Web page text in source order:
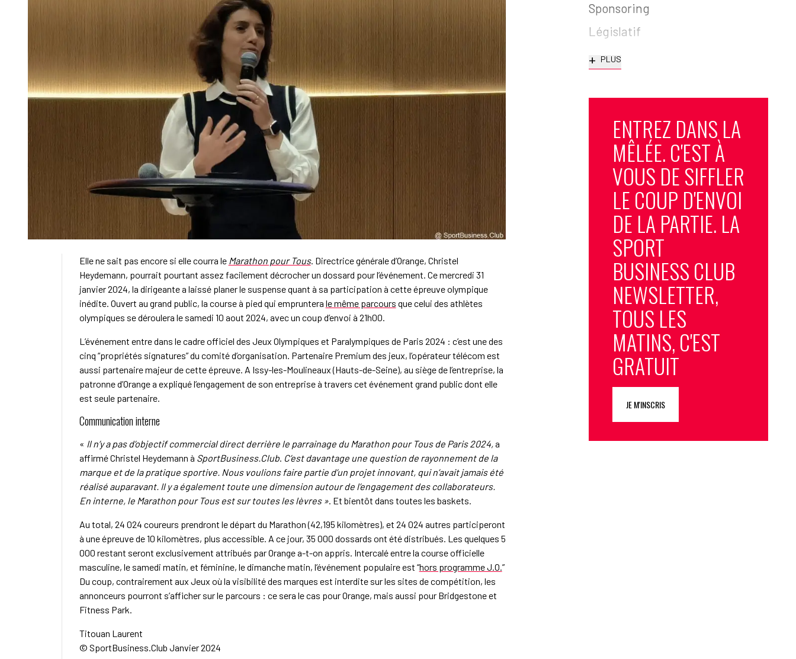
Elle ne sait pas encore si elle courra le Marathon pour Tous. Directrice générale d’Orange, Christel
Heydemann, pourrait pourtant assez facilement décrocher un dossard pour l’événement. Ce mercredi 31
janvier 2024, la dirigeante a laissé planer le suspense quant à sa participation à cette épreuve olympique
inédite. Ouvert au grand public, la course à pied qui empruntera le même parcours que celui des athlètes
olympiques se déroulera le samedi 10 aout 2024, avec un coup d’envoi à 21h00.
L’événement entre dans le cadre officiel des Jeux Olympiques et Paralympiques de Paris 2024 : c’est une des
cinq “propriétés signatures” du comité d’organisation. Partenaire Premium des jeux, l’opérateur télécom est
aussi partenaire majeur de cette épreuve. A Issy-les-Moulineaux (Hauts-de-Seine), au siège de l’entreprise, la
patronne d’Orange a expliqué l’engagement de son entreprise à travers cet événement grand public dont elle
est seule partenaire.
Communication interne
« Il n’y a pas d’objectif commercial direct derrière le parrainage du Marathon pour Tous de Paris 2024,a
affirmé Christel Heydemann à SportBusiness.Club. C’est davantage une question de rayonnement de la
marque et de la pratique sportive. Nous voulions faire partie d’un projet innovant, qui n’avait jamais été
réalisé auparavant. Il y a également toute une dimension autour de l’engagement des collaborateurs.
En interne, le Marathon pour Tous est sur toutes les lèvres ». Et bientôt dans toutes les baskets.
Au total, 24 024 coureurs prendront le départ du Marathon (42,195 kilomètres), et 24 024 autres participeront
à une épreuve de 10 kilomètres, plus accessible. A ce jour, 35 000 dossards ont été distribués. Les quelques 5
000 restant seront exclusivement attribués par Orange a-t-on appris. Intercalé entre la course officielle
masculine, le samedi matin, et féminine, le dimanche matin, l’événement populaire est “hors programme J.O. ”
Du coup, contrairement aux Jeux où la visibilité des marques est interdite sur les sites de compétition, les
annonceurs pourront s’afficher sur le parcours : ce sera le cas pour Orange, mais aussi pour Bridgestone et
Fitness Park.
Titouan Laurent
© SportBusiness.Club Janvier 2024
Sponsoring
Législatif
+ PLUS
ENTREZ DANS LA
MÊLÉE. C'EST À
VOUS DE SIFFLER
LE COUP D'ENVOI
DE LA PARTIE. LA
SPORT
BUSINESS CLUB
NEWSLETTER,
TOUS LES
MATINS, C'EST
GRATUIT
JE M'INSCRIS